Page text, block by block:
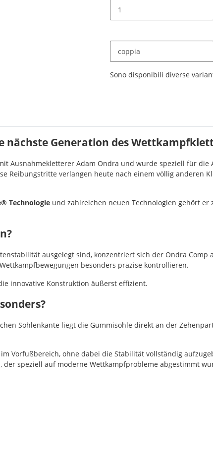
coppia
x
Sono disponibili diverse
nächste Generation des
Ausnahmekletterer Adam Ondra und wurde speziell für
Reibungstritte verlangen heute nach einem völlig anderen
Technologie und zahlreichen neuen Technologien gehört
ausgelegt sind, konzentriert sich der Ondra
besonders präzise kontrollieren.
innovative Konstruktion äußerst effizient.
Sohlenkante liegt die Gummisohle direkt an der
Vorfußbereich, ohne dabei die Stabilität vollständig
speziell auf moderne Wettkampfprobleme abgestimmt